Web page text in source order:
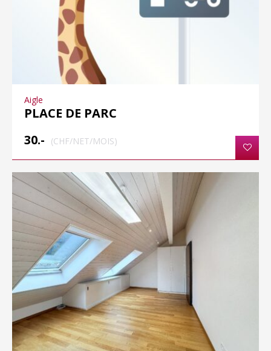
Aigle
PLACE DE PARC
30.-
(CHF/NET/MOIS)